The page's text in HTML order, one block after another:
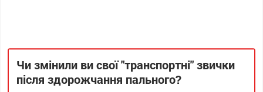
Чи змінили ви свої "транспортні" звички
після здорожчання пального?